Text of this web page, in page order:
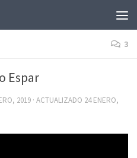
3
Espar
2019 · ACTUALIZADO 24 ENERO,